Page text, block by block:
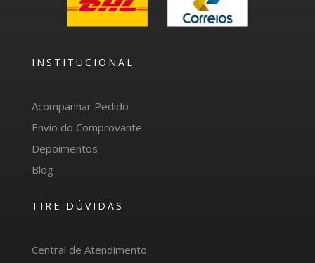
INSTITUCIONAL
Acompanhar Pedido
Envio do Comprovante
Depoimentos
Blog
TIRE DÚVIDAS
Central de Atendimento